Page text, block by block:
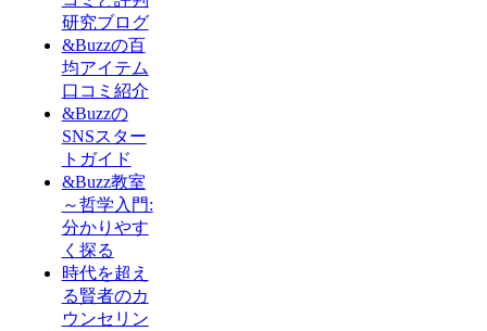
研究ブログ
&Buzzの百
均アイテム
口コミ紹介
&Buzzの
SNSスター
トガイド
&Buzz教室
～哲学入門:
分かりやす
く探る
時代を超え
る賢者のカ
ウンセリン